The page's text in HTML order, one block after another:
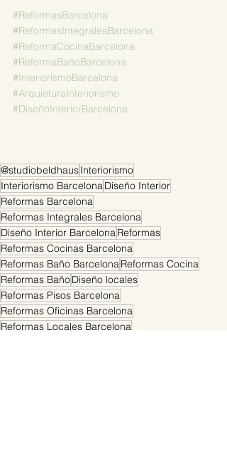
#ReformasBarcelona
#ReformasIntegralesBarcelona
#ReformaCocinaBarcelona
#ReformaBañoBarcelona
#InteriorismoBarcelona
#ArquieturaInteriorismo
#DiseñoInteriorBarcelona
@studiobeldhausInteriorismo
Interiorismo BarcelonaDiseño Interior
Reformas Barcelona
Reformas Integrales Barcelona
Diseño Interior BarcelonaReformas
Reformas Cocinas Barcelona
Reformas Baño BarcelonaReformas Cocina
Reformas BañoDiseño locales
Reformas Pisos Barcelona
Reformas Oficinas Barcelona
Reformas Locales Barcelona